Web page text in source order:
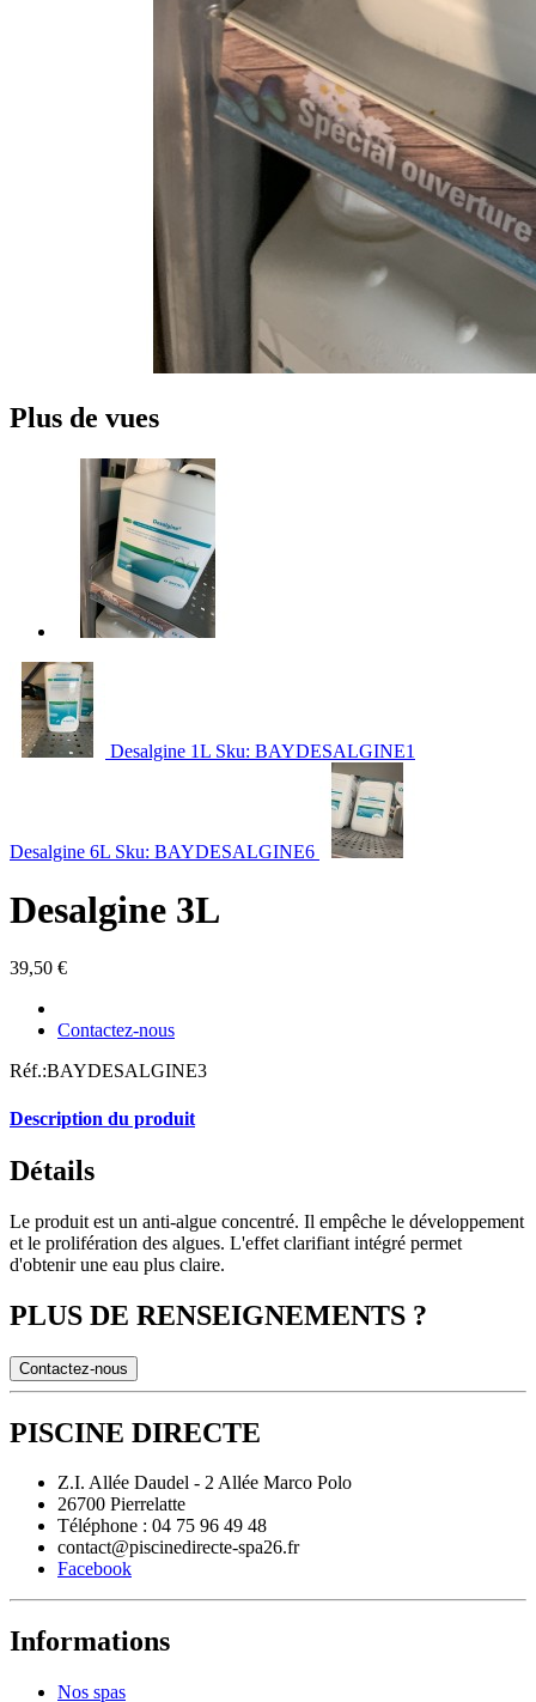
Plus de vues
Desalgine 1L Sku: BAYDESALGINE1
Desalgine 6L Sku: BAYDESALGINE6
Desalgine 3L
39,50 €
Contactez-nous
Réf.:BAYDESALGINE3
Description du produit
Détails
Le produit est un anti-algue concentré. Il empêche le développement
et le prolifération des algues. L'effet clarifiant intégré permet
d'obtenir une eau plus claire.
PLUS DE RENSEIGNEMENTS ?
Contactez-nous
PISCINE DIRECTE
Z.I. Allée Daudel - 2 Allée Marco Polo
26700 Pierrelatte
Téléphone : 04 75 96 49 48
contact@piscinedirecte-spa26.fr
Facebook
Informations
Nos spas